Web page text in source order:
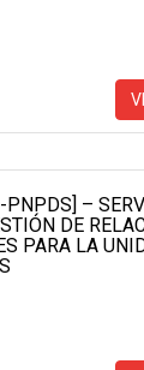
–
DE
PARA LA